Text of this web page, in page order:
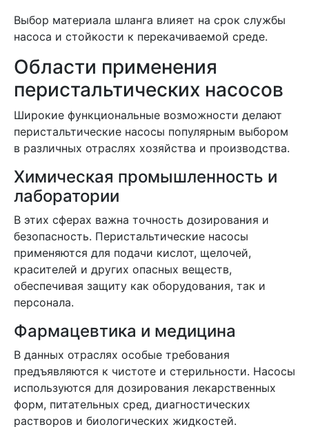
Выбор материала шланга влияет на срок службы
насоса и стойкости к перекачиваемой среде.
Области применения
перистальтических насосов
Широкие функциональные возможности делают
перистальтические насосы популярным выбором
в различных отраслях хозяйства и производства.
Химическая промышленность и
лаборатории
В этих сферах важна точность дозирования и
безопасность. Перистальтические насосы
применяются для подачи кислот, щелочей,
красителей и других опасных веществ,
обеспечивая защиту как оборудования, так и
персонала.
Фармацевтика и медицина
В данных отраслях особые требования
предъявляются к чистоте и стерильности. Насосы
используются для дозирования лекарственных
форм, питательных сред, диагностических
растворов и биологических жидкостей.